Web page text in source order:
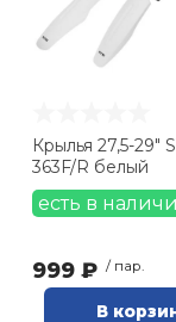
Крылья 27,5-29"
363F/R белый
есть в
999 ₽ / пар.
В